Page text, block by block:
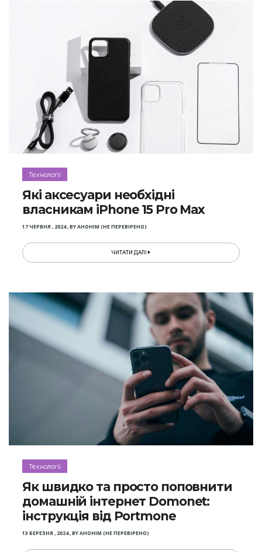
Технології
Які аксесуари необхідні
власникам iPhone 15 Pro Max
17 ЧЕРВНЯ , 2024,BYАНОНІМ (НЕ ПЕРЕВІРЕНО)
ЧИТАТИ ДАЛІ
Технології
Як швидко та просто поповнити
домашній інтернет Domonet:
інструкція від Portmone
13 БЕРЕЗНЯ , 2024,BYАНОНІМ (НЕ ПЕРЕВІРЕНО)